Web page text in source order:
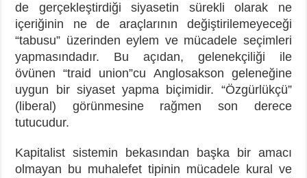
de gerçekleştirdiği siyasetin sürekli olarak ne
içeriğinin ne de araçlarının değiştirilemeyeceği
“tabusu” üzerinden eylem ve mücadele seçimleri
yapmasındadır. Bu açıdan, gelenekçiliği ile
övünen “traid union”cu Anglosakson geleneğine
uygun bir siyaset yapma biçimidir. “Özgürlükçü”
(liberal) görünmesine rağmen son derece
tutucudur.
Kapitalist sistemin bekasından başka bir amacı
olmayan bu muhalefet tipinin mücadele kural ve